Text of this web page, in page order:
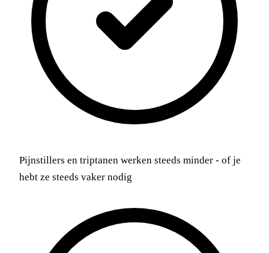
Pijnstillers en triptanen werken steeds minder - of je
hebt ze steeds vaker nodig